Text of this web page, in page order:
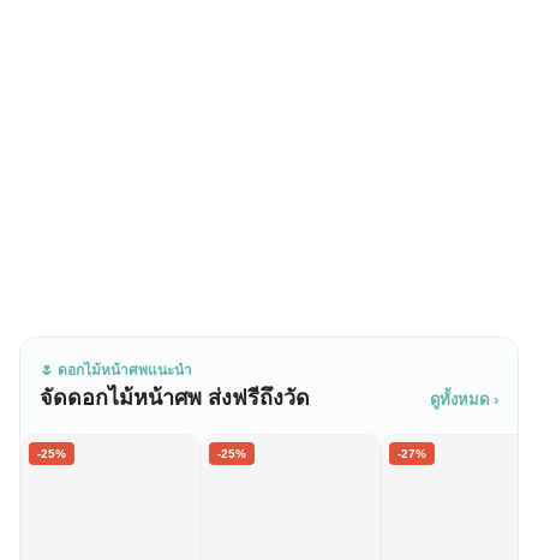
🌷 ดอกไม้หน้าศพแนะนำ
จัดดอกไม้หน้าศพ ส่งฟรีถึงวัด ดูทั้งหมด ›
-25% -25% -27%